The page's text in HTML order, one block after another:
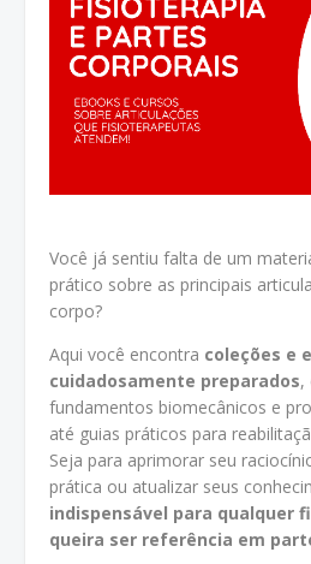
Você já sentiu falta de um
prático sobre as principais
corpo?
Aqui você encontra coleções e
cuidadosamente preparados,
fundamentos biomecânicos e
até guias práticos para
Seja para aprimorar seu
prática ou atualizar seus
indispensável para qualquer
queira ser referência em